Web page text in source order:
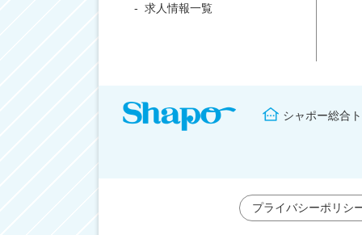
求人情報一覧
シャポー総合
プライバシーポリシ